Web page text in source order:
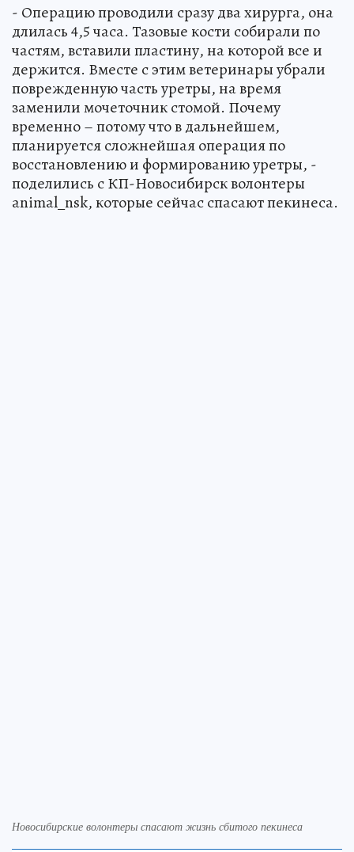
- Операцию проводили сразу два хирурга, она
длилась 4,5 часа. Тазовые кости собирали по
частям, вставили пластину, на которой все и
держится. Вместе с этим ветеринары убрали
поврежденную часть уретры, на время
заменили мочеточник стомой. Почему
временно – потому что в дальнейшем,
планируется сложнейшая операция по
восстановлению и формированию уретры, -
поделились с КП-Новосибирск волонтеры
animal_nsk, которые сейчас спасают пекинеса.
Новосибирские волонтеры спасают жизнь сбитого пекинеса